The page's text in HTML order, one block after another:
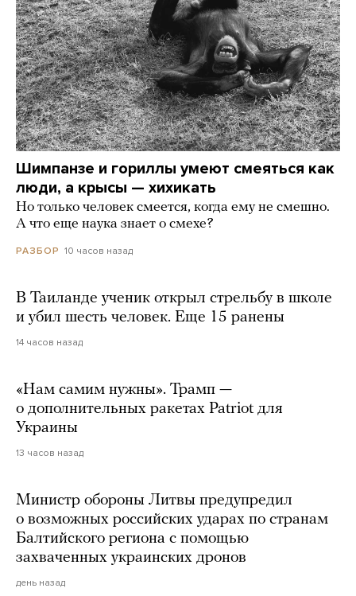
Шимпанзе и гориллы умеют смеяться как
люди, а крысы — хихикать
Но только человек смеется, когда ему не смешно.
А что еще наука знает о смехе?
РАЗБОР 10 часов назад
В Таиланде ученик открыл стрельбу в школе
и убил шесть человек. Еще 15 ранены
14 часов назад
«Нам самим нужны». Трамп —
о дополнительных ракетах Patriot для
Украины
13 часов назад
Министр обороны Литвы предупредил
о возможных российских ударах по странам
Балтийского региона с помощью
захваченных украинских дронов
день назад